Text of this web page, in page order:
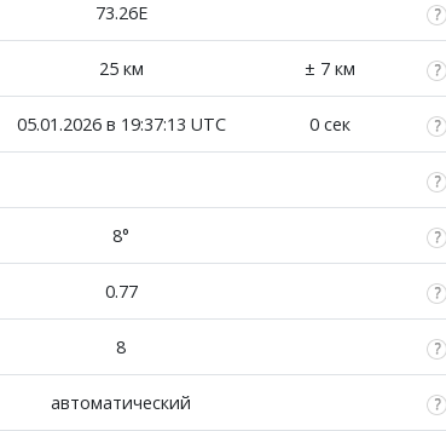
73.26E
25 км ± 7 км
05.01.2026 в 19:37:13 UTC 0 сек
8°
0.77
8
автоматический